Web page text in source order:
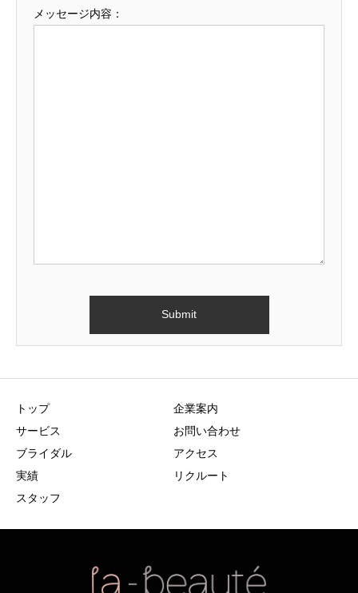
メッセージ内容：
トップ
サービス
ブライダル
実績
スタッフ
企業案内
お問い合わせ
アクセス
リクルート